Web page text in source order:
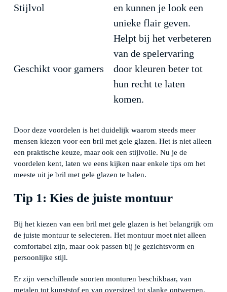
Stijlvol
en kunnen je look een
unieke flair geven.
Geschikt voor gamers
Helpt bij het verbeteren
van de spelervaring
door kleuren beter tot
hun recht te laten
komen.
Door deze voordelen is het duidelijk waarom steeds meer
mensen kiezen voor een bril met gele glazen. Het is niet alleen
een praktische keuze, maar ook een stijlvolle. Nu je de
voordelen kent, laten we eens kijken naar enkele tips om het
meeste uit je bril met gele glazen te halen.
Tip 1: Kies de juiste montuur
Bij het kiezen van een bril met gele glazen is het belangrijk om
de juiste montuur te selecteren. Het montuur moet niet alleen
comfortabel zijn, maar ook passen bij je gezichtsvorm en
persoonlijke stijl.
Er zijn verschillende soorten monturen beschikbaar, van
metalen tot kunststof en van oversized tot slanke ontwerpen.